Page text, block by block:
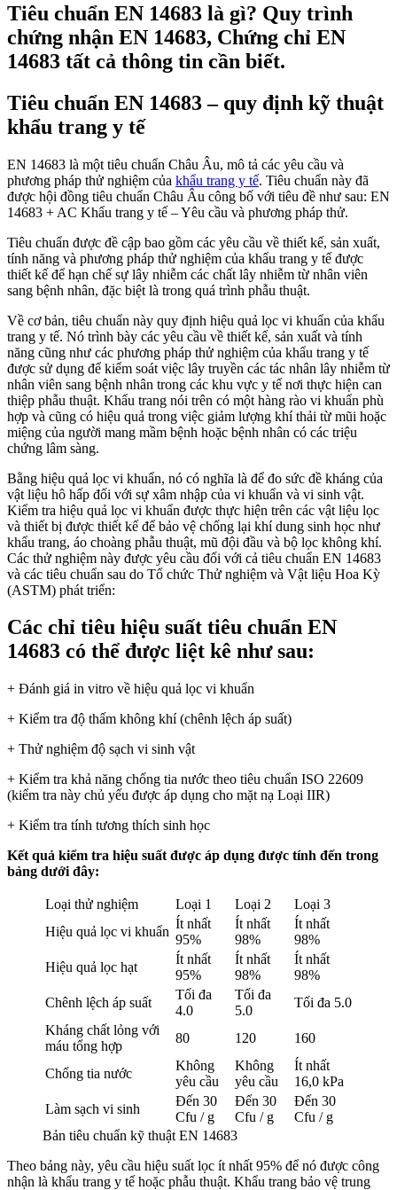
Tiêu chuẩn EN 14683 là gì? Quy trình
chứng nhận EN 14683, Chứng chỉ EN
14683 tất cả thông tin cần biết.
Tiêu chuẩn EN 14683 – quy định kỹ thuật
khẩu trang y tế
EN 14683 là một tiêu chuẩn Châu Âu, mô tả các yêu cầu và
phương pháp thử nghiệm của khẩu trang y tế. Tiêu chuẩn này đã
được hội đồng tiêu chuẩn Châu Âu công bố với tiêu đề như sau: EN
14683 + AC Khẩu trang y tế – Yêu cầu và phương pháp thử.
Tiêu chuẩn được đề cập bao gồm các yêu cầu về thiết kế, sản xuất,
tính năng và phương pháp thử nghiệm của khẩu trang y tế được
thiết kế để hạn chế sự lây nhiễm các chất lây nhiễm từ nhân viên
sang bệnh nhân, đặc biệt là trong quá trình phẫu thuật.
Về cơ bản, tiêu chuẩn này quy định hiệu quả lọc vi khuẩn của khẩu
trang y tế. Nó trình bày các yêu cầu về thiết kế, sản xuất và tính
năng cũng như các phương pháp thử nghiệm của khẩu trang y tế
được sử dụng để kiểm soát việc lây truyền các tác nhân lây nhiễm từ
nhân viên sang bệnh nhân trong các khu vực y tế nơi thực hiện can
thiệp phẫu thuật. Khẩu trang nói trên có một hàng rào vi khuẩn phù
hợp và cũng có hiệu quả trong việc giảm lượng khí thải từ mũi hoặc
miệng của người mang mầm bệnh hoặc bệnh nhân có các triệu
chứng lâm sàng.
Bằng hiệu quả lọc vi khuẩn, nó có nghĩa là để đo sức đề kháng của
vật liệu hô hấp đối với sự xâm nhập của vi khuẩn và vi sinh vật.
Kiểm tra hiệu quả lọc vi khuẩn được thực hiện trên các vật liệu lọc
và thiết bị được thiết kế để bảo vệ chống lại khí dung sinh học như
khẩu trang, áo choàng phẫu thuật, mũ đội đầu và bộ lọc không khí.
Các thử nghiệm này được yêu cầu đối với cả tiêu chuẩn EN 14683
và các tiêu chuẩn sau do Tổ chức Thử nghiệm và Vật liệu Hoa Kỳ
(ASTM) phát triển:
Các chỉ tiêu hiệu suất tiêu chuẩn EN
14683 có thể được liệt kê như sau:
+ Đánh giá in vitro về hiệu quả lọc vi khuẩn
+ Kiểm tra độ thấm không khí (chênh lệch áp suất)
+ Thử nghiệm độ sạch vi sinh vật
+ Kiểm tra khả năng chống tia nước theo tiêu chuẩn ISO 22609
(kiểm tra này chủ yếu được áp dụng cho mặt nạ Loại IIR)
+ Kiểm tra tính tương thích sinh học
Kết quả kiểm tra hiệu suất được áp dụng được tính đến trong
bảng dưới đây:
Loại thử nghiệm Loại 1 Loại 2
Loại 3
Hiệu quả lọc vi khuẩn
Ít nhất
95%
Ít nhất
98%
Ít nhất
98%
Hiệu quả lọc hạt
Ít nhất
95%
Ít nhất
98%
Ít nhất
98%
Chênh lệch áp suất
Tối đa
4.0
Tối đa
5.0
Tối đa 5.0
Kháng chất lỏng với
máu tổng hợp
80 120 160
Chống tia nước
Không
yêu cầu
Không
yêu cầu
Ít nhất
16,0 kPa
Làm sạch vi sinh
Đến 30
Cfu / g
Đến 30
Cfu / g
Đến 30
Cfu / g
Bản tiêu chuẩn kỹ thuật EN 14683
Theo bảng này, yêu cầu hiệu suất lọc ít nhất 95% để nó được công
nhận là khẩu trang y tế hoặc phẫu thuật. Khẩu trang bảo vệ trung